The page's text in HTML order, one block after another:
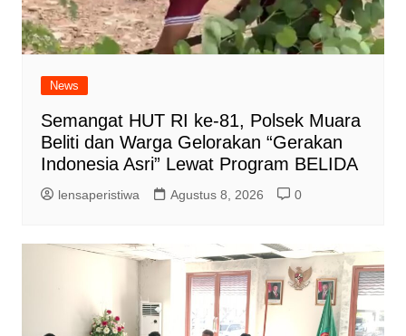
News
Semangat HUT RI ke-81, Polsek Muara
Beliti dan Warga Gelorakan “Gerakan
Indonesia Asri” Lewat Program BELIDA
lensaperistiwa Agustus 8, 2026 0